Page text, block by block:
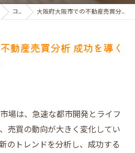
コラム 大阪府大阪市での不動産売買分析 成功を導く最新トレンドとは
動産売買分析 成功を導く
場は、急速な都市開発とライフ
売買の動向が大きく変化してい
のトレンドを分析し、成功する